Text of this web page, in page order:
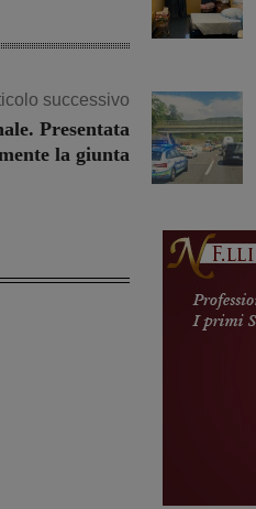
successivo
Presentata
la giunta